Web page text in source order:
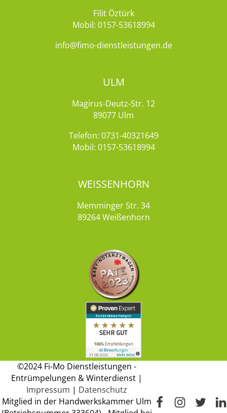
Filit Öztürk
Mobil: 0157-53618994
info@fimo-dienstleistungen.de
ULM
Magirus-Deutz-Str. 12
89077 Ulm
Telefon: 0731-40321649
Mobil: 0157-53618994
WEISSENHORN
Memminger Str. 34
89264 Weißenhorn
©2024 Fi-Mo Dienstleistungen -
Entrümpelungen & Winterdienst |
Impressum | Datenschutz
Mitglied in der Handwerkskammer Ulm